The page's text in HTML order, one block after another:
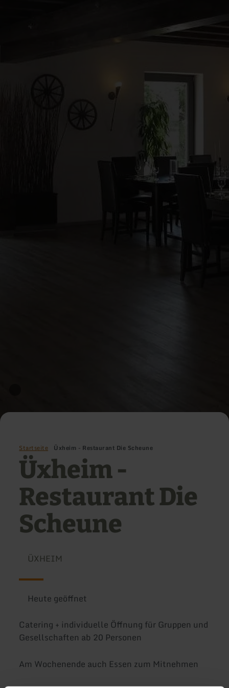
Startseite Üxheim - Restaurant Die Scheune
Üxheim -
Restaurant Die
Scheune
ÜXHEIM
Heute geöffnet
Catering + individuelle Öffnung für Gruppen und
Gesellschaften ab 20 Personen
Am Wochenende auch Essen zum Mitnehmen